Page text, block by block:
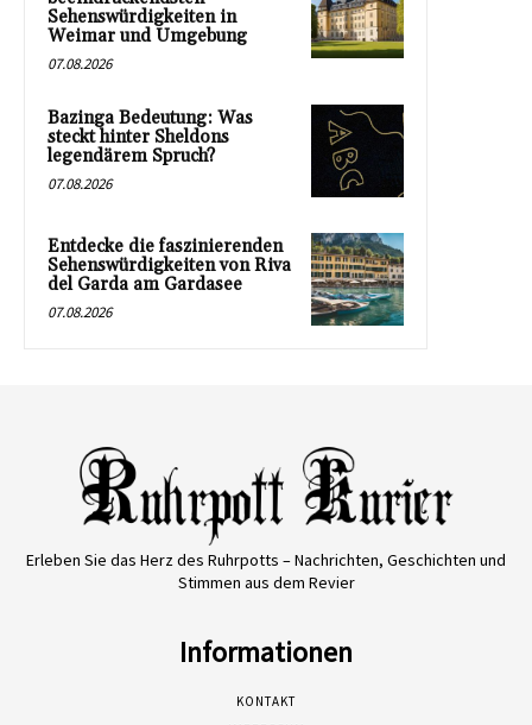
Sehenswürdigkeiten in
Weimar und Umgebung
07.08.2026
Bazinga Bedeutung: Was
steckt hinter Sheldons
legendärem Spruch?
07.08.2026
Entdecke die faszinierenden
Sehenswürdigkeiten von Riva
del Garda am Gardasee
07.08.2026
Erleben Sie das Herz des Ruhrpotts – Nachrichten, Geschichten und
Stimmen aus dem Revier
Informationen
KONTAKT